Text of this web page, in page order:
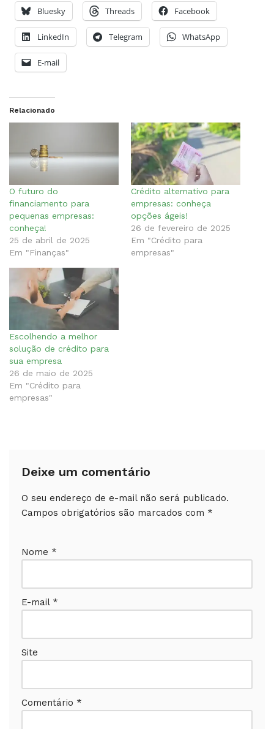
Bluesky Threads Facebook
LinkedIn Telegram WhatsApp
E-mail
Relacionado
O futuro do
financiamento para
pequenas empresas:
conheça!
25 de abril de 2025
Em "Finanças"
Crédito alternativo para
empresas: conheça
opções ágeis!
26 de fevereiro de 2025
Em "Crédito para
empresas"
Escolhendo a melhor
solução de crédito para
sua empresa
26 de maio de 2025
Em "Crédito para
empresas"
Deixe um comentário
O seu endereço de e-mail não será publicado.
Campos obrigatórios são marcados com *
Nome *
E-mail *
Site
Comentário *